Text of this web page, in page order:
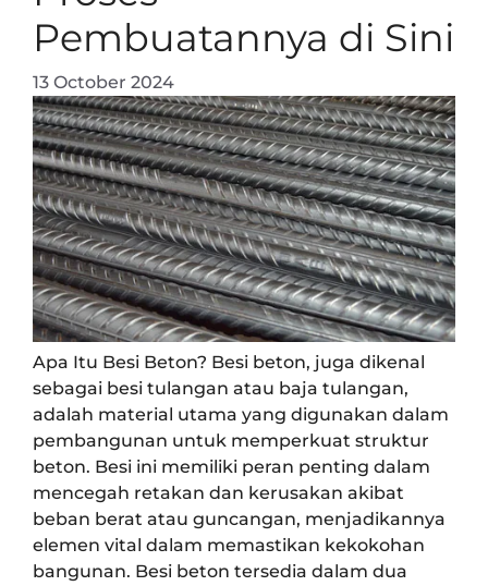
Pembuatannya di Sini
13 October 2024
Apa Itu Besi Beton? Besi beton, juga dikenal
sebagai besi tulangan atau baja tulangan,
adalah material utama yang digunakan dalam
pembangunan untuk memperkuat struktur
beton. Besi ini memiliki peran penting dalam
mencegah retakan dan kerusakan akibat
beban berat atau guncangan, menjadikannya
elemen vital dalam memastikan kekokohan
bangunan. Besi beton tersedia dalam dua